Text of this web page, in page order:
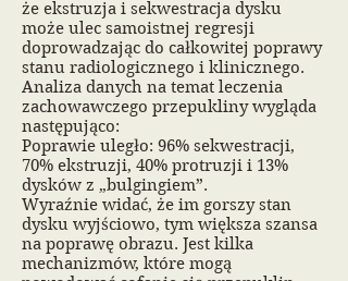
że ekstruzja i sekwestracja dysku
może ulec samoistnej regresji
doprowadzając do całkowitej poprawy
stanu radiologicznego i klinicznego.
Analiza danych na temat leczenia
zachowawczego przepukliny wygląda
następująco:
Poprawie uległo: 96% sekwestracji,
70% ekstruzji, 40% protruzji i 13%
dysków z „bulgingiem”.
Wyraźnie widać, że im gorszy stan
dysku wyjściowo, tym większa szansa
na poprawę obrazu. Jest kilka
mechanizmów, które mogą